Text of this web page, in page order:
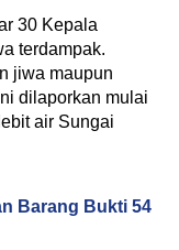
30 Kepala
terdampak.
jiwa maupun
dilaporkan mulai
air Sungai
Barang Bukti 54